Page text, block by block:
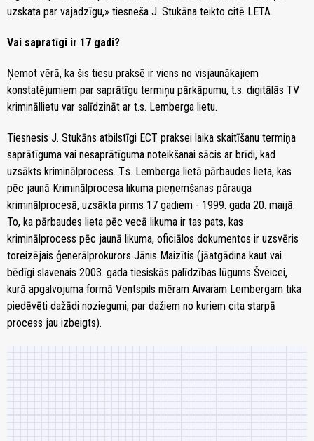
uzskata par vajadzīgu,» tiesneša J. Stukāna teikto citē LETA.
Vai sapratīgi ir 17 gadi?
Ņemot vērā, ka šis tiesu praksē ir viens no visjaunākajiem
konstatējumiem par saprātīgu termiņu pārkāpumu, t.s. digitālās TV
krimināllietu var salīdzināt ar t.s. Lemberga lietu.
Tiesnesis J. Stukāns atbilstīgi ECT praksei laika skaitīšanu termiņa
saprātīguma vai nesaprātīguma noteikšanai sācis ar brīdi, kad
uzsākts kriminālprocess. T.s. Lemberga lietā pārbaudes lieta, kas
pēc jaunā Kriminālprocesa likuma pieņemšanas pārauga
kriminālprocesā, uzsākta pirms 17 gadiem - 1999. gada 20. maijā.
To, ka pārbaudes lieta pēc vecā likuma ir tas pats, kas
kriminālprocess pēc jaunā likuma, oficiālos dokumentos ir uzsvēris
toreizējais ģenerālprokurors Jānis Maizītis (jāatgādina kaut vai
bēdīgi slavenais 2003. gada tiesiskās palīdzības lūgums Šveicei,
kurā apgalvojuma formā Ventspils mēram Aivaram Lembergam tika
piedēvēti dažādi noziegumi, par dažiem no kuriem cita starpā
process jau izbeigts).